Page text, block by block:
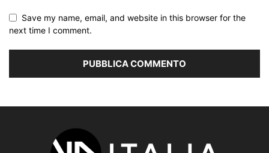
Save my name, email, and website in this browser for the
next time I comment.